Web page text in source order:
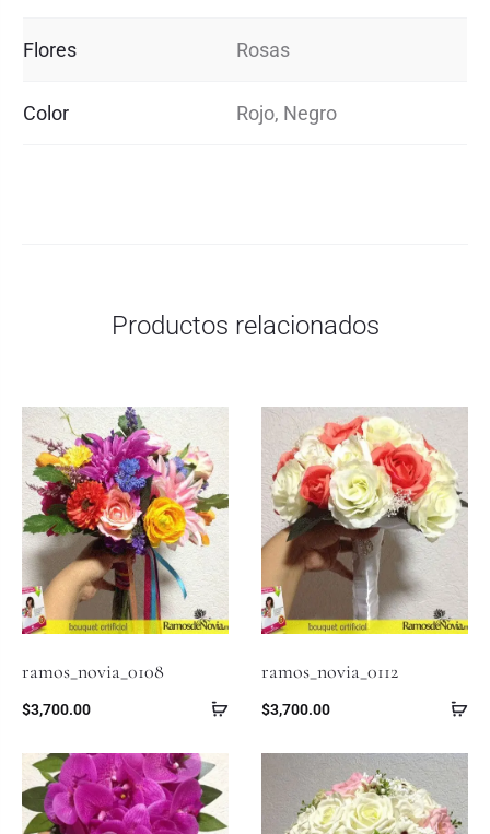
Flores Rosas
Color Rojo, Negro
Productos relacionados
ramos_novia_0108
$3,700.00
ramos_novia_0112
$3,700.00